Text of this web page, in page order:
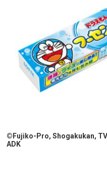
©Fujiko-Pro, Shogakukan,
ADK